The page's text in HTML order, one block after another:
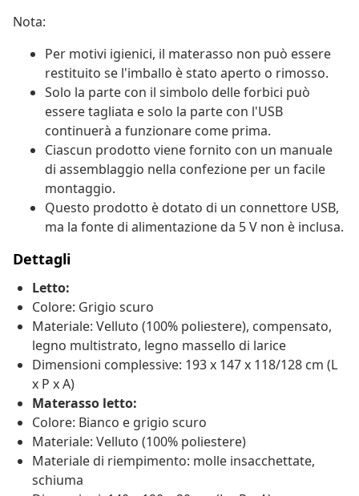
Nota:
Per motivi igienici, il materasso non può essere
restituito se l'imballo è stato aperto o rimosso.
Solo la parte con il simbolo delle forbici può
essere tagliata e solo la parte con l'USB
continuerà a funzionare come prima.
Ciascun prodotto viene fornito con un manuale
di assemblaggio nella confezione per un facile
montaggio.
Questo prodotto è dotato di un connettore USB,
ma la fonte di alimentazione da 5 V non è inclusa.
Dettagli
Letto:
Colore: Grigio scuro
Materiale: Velluto (100% poliestere), compensato,
legno multistrato, legno massello di larice
Dimensioni complessive: 193 x 147 x 118/128 cm (L
x P x A)
Materasso letto:
Colore: Bianco e grigio scuro
Materiale: Velluto (100% poliestere)
Materiale di riempimento: molle insacchettate,
schiuma